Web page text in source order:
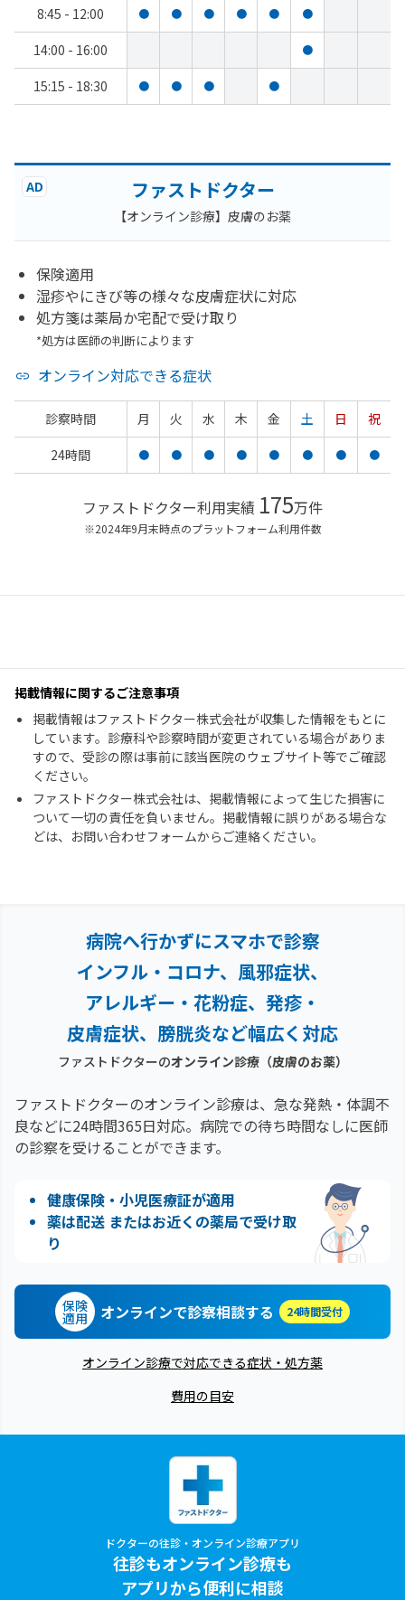
8:45 - 12:00
● ● ● ● ● ●
14:00 - 16:00 ●
15:15 - 18:30 ● ● ● ●
AD ファストドクター
【オンライン診療】皮膚のお薬
保険適用
湿疹やにきび等の様々な皮膚症状に対応
処方箋は薬局か宅配で受け取り
*処方は医師の判断によります
オンライン対応できる症状
診察時間 月 火 水 木 金 土 日
祝
24時間
● ● ● ● ● ● ● ●
ファストドクター利用実績 175万件
※2024年9月末時点のプラットフォーム利用件数
掲載情報に関するご注意事項
掲載情報はファストドクター株式会社が収集した情報をもとに
しています。診療科や診察時間が変更されている場合がありま
すので、受診の際は事前に該当医院のウェブサイト等でご確認
ください。
ファストドクター株式会社は、掲載情報によって生じた損害に
ついて一切の責任を負いません。掲載情報に誤りがある場合な
どは、お問い合わせフォームからご連絡ください。
病院へ行かずにスマホで診察
インフル・コロナ、風邪症状、
アレルギー・花粉症、 発疹・
皮膚症状、膀胱炎など幅広く対応
ファストドクターのオンライン診療（皮膚のお薬）
ファストドクターのオンライン診療は、急な発熱・体調不
良などに24時間365日対応。 病院での待ち時間なしに医師
の診察を受けることができます。
健康保険・小児医療証が適用
薬は配送 またはお近くの薬局で受け取
り
保険
適用 オンラインで診察相談する 24時間受付
オンライン診療で対応できる症状・処方薬
費用の目安
ドクターの往診・オンライン診療アプリ
往診もオンライン診療も
アプリから便利に相談